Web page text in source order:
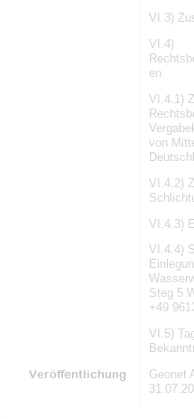
VI.3)
VI.4)
en
VI.4.1)
von
VI.4.2)
VI.4.3)
VI.4.4)
Steg 5
+49
VI.5)
Veröffentlichung
Geonet